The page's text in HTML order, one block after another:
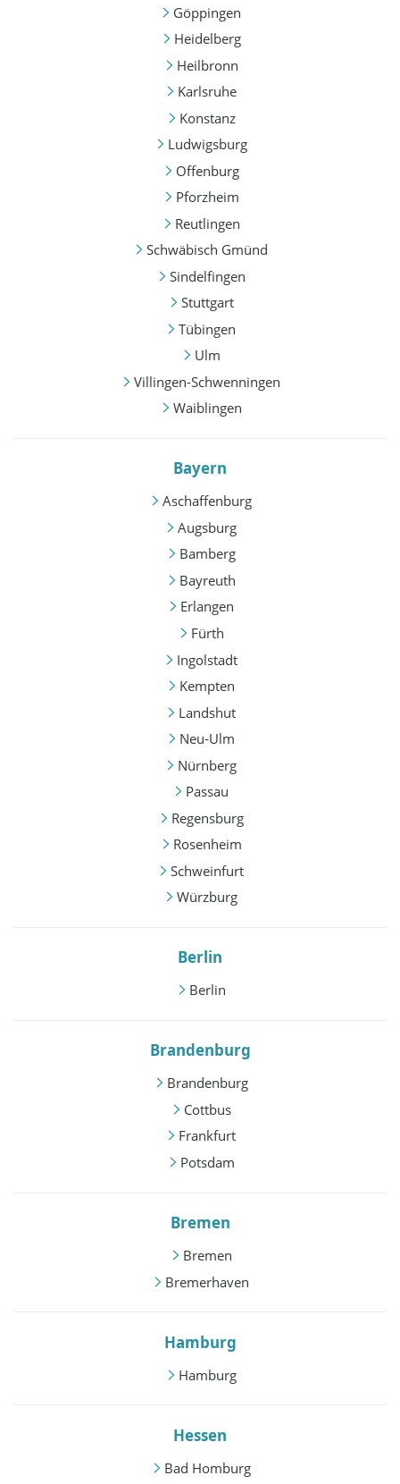
Göppingen
Heidelberg
Heilbronn
Karlsruhe
Konstanz
Ludwigsburg
Offenburg
Pforzheim
Reutlingen
Schwäbisch Gmünd
Sindelfingen
Stuttgart
Tübingen
Ulm
Villingen-Schwenningen
Waiblingen
Bayern
Aschaffenburg
Augsburg
Bamberg
Bayreuth
Erlangen
Fürth
Ingolstadt
Kempten
Landshut
Neu-Ulm
Nürnberg
Passau
Regensburg
Rosenheim
Schweinfurt
Würzburg
Berlin
Berlin
Brandenburg
Brandenburg
Cottbus
Frankfurt
Potsdam
Bremen
Bremen
Bremerhaven
Hamburg
Hamburg
Hessen
Bad Homburg